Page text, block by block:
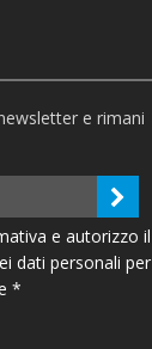
e rimani
e autorizzo il
dati personali per
*